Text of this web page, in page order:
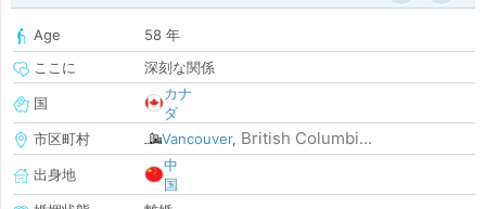
Age
58 年
ここに
深刻な関係
国
カナ
ダ
市区町村
Vancouver, British Columbi...
出身地
中
国